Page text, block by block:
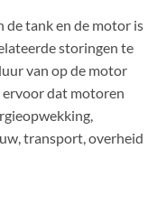
de tank en de motor is
storingen te
van op de motor
dat motoren
transport, overheid